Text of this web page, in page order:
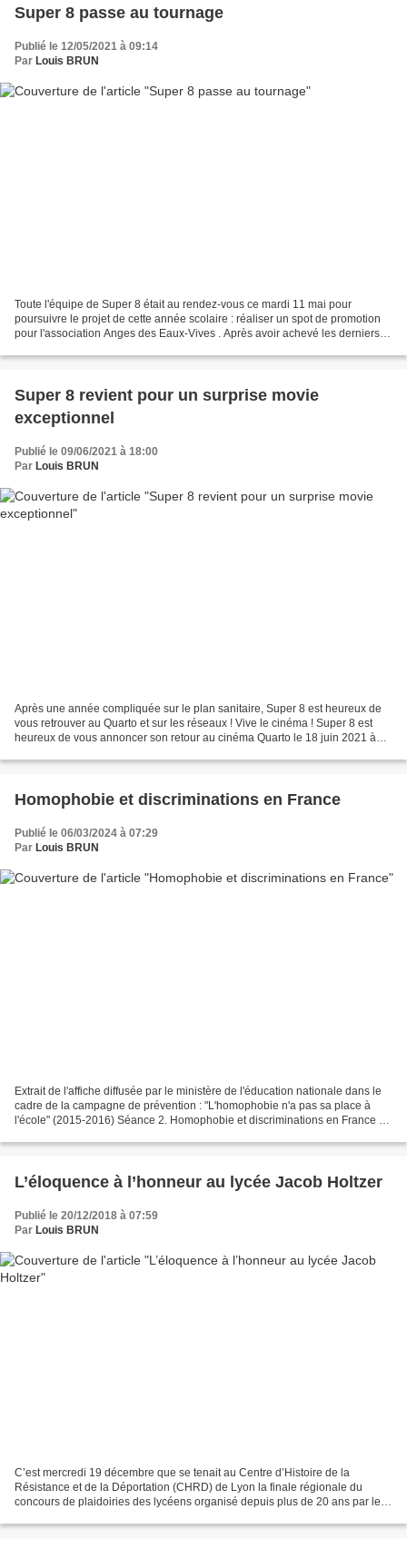
Super 8 passe au tournage
Publié le 12/05/2021 à 09:14
Par Louis BRUN
Toute l'équipe de Super 8 était au rendez-vous ce mardi 11 mai pour
poursuivre le projet de cette année scolaire : réaliser un spot de promotion
pour l'association Anges des Eaux-Vives . Après avoir achevé les derniers
Super 8 revient pour un surprise movie
exceptionnel
Publié le 09/06/2021 à 18:00
Par Louis BRUN
Après une année compliquée sur le plan sanitaire, Super 8 est heureux de
vous retrouver au Quarto et sur les réseaux ! Vive le cinéma ! Super 8 est
heureux de vous annoncer son retour au cinéma Quarto le 18 juin 2021 à
Homophobie et discriminations en France
Publié le 06/03/2024 à 07:29
Par Louis BRUN
Extrait de l'affiche diffusée par le ministère de l'éducation nationale dans le
cadre de la campagne de prévention : "L'homophobie n'a pas sa place à
l'école" (2015-2016) Séance 2. Homophobie et discriminations en France Le
L’éloquence à l’honneur au lycée Jacob Holtzer
Publié le 20/12/2018 à 07:59
Par Louis BRUN
C’est mercredi 19 décembre que se tenait au Centre d’Histoire de la
Résistance et de la Déportation (CHRD) de Lyon la finale régionale du
concours de plaidoiries des lycéens organisé depuis plus de 20 ans par le